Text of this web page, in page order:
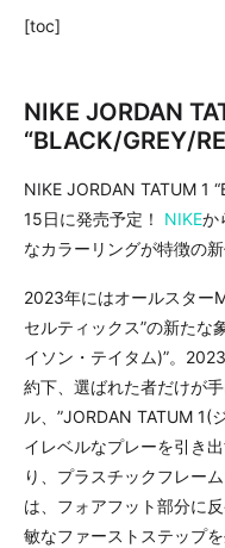
[toc]
NIKE JORDAN
“BLACK/GREY/
NIKE JORDAN TATUM 1
15日に発売予定！ NIKEか
なカラーリングが特徴の新
2023年にはオールスター
セルティックス”の新たな
イソン・テイタム)”。
約下、選ばれた者だけが
ル、”JORDAN TATUM 1(
イレベルなプレーを引き
り、プラスチックフレー
は、フォアフット部分に
敏なファーストステップ